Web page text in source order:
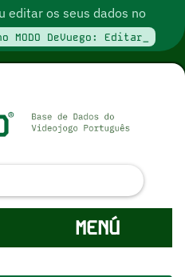
editar os seus dados no
MODO DeVuego: Editar_
MENÚ